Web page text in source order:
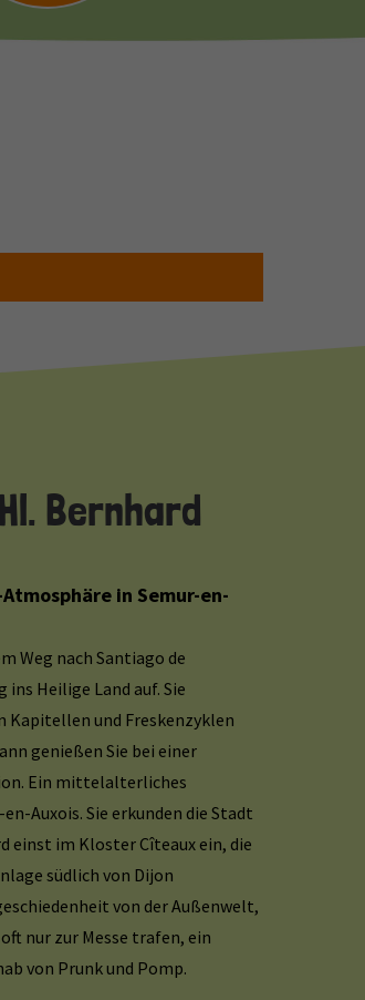
Bernhard
in Semur-en-
Weg nach Santiago de
Heilige Land auf. Sie
Kapitellen und Freskenzyklen
genießen Sie bei einer
Ein mittelalterliches
Auxois. Sie erkunden die Stadt
einst im Kloster Cîteaux ein, die
südlich von Dijon
von der Außenwelt,
nur zur Messe trafen, ein
von Prunk und Pomp.